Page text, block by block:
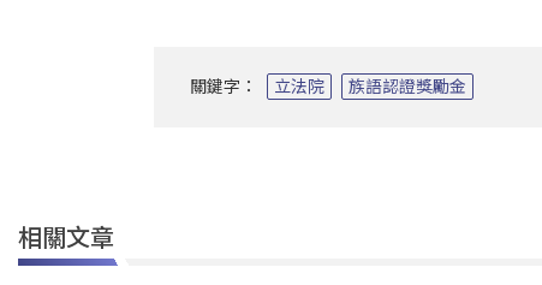
關鍵字： 立法院 族語認證獎勵金
相關文章